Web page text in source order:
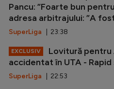
Pancu: ”Foarte bun
adresa arbitrajului: ”A
SuperLiga | 23:38
EXCLUSIV
Lovitură pentru
accidentat în UTA -
SuperLiga | 22:53